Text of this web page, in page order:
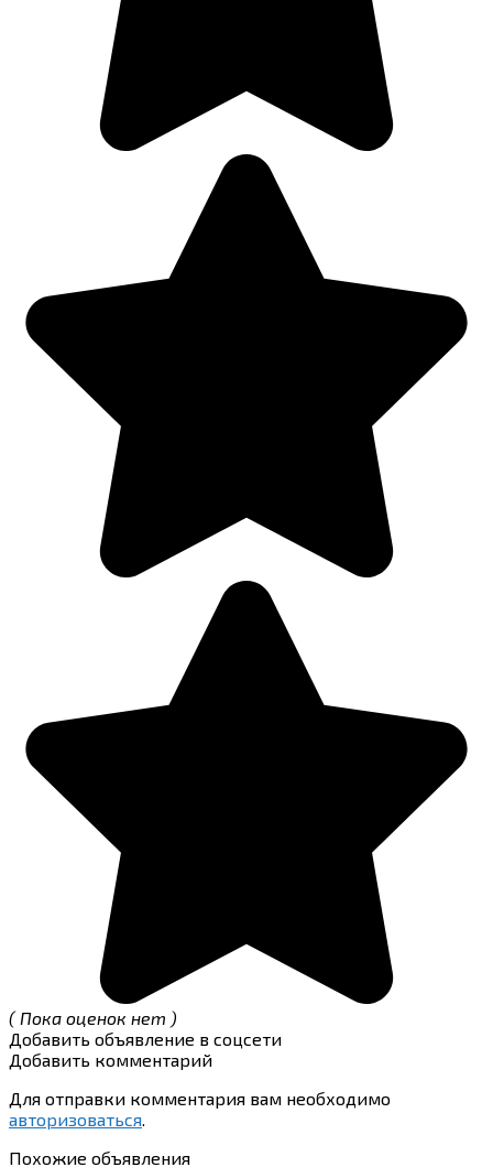
( Пока оценок нет )
Добавить объявление в соцсети
Добавить комментарий
Для отправки комментария вам необходимо
авторизоваться.
Похожие объявления